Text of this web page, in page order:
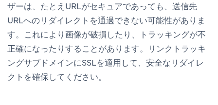
ザーは、たとえURLがセキュアであっても、送信先
URLへのリダイレクトを通過できない可能性がありま
す。これにより画像が破損したり、トラッキングが不
正確になったりすることがあります。リンクトラッキ
ングサブドメインにSSLを適用して、安全なリダイレ
クトを確保してください。